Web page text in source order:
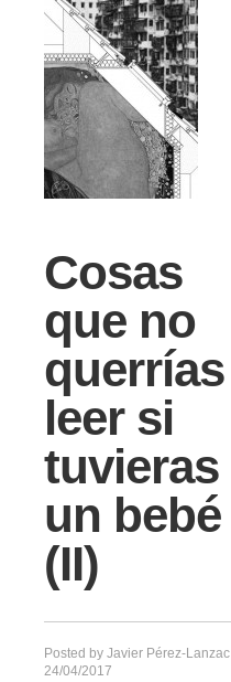
Cosas
que no
querrías
leer si
tuvieras
un bebé
(II)
Posted by Javier Pérez-Lanzac
24/04/2017